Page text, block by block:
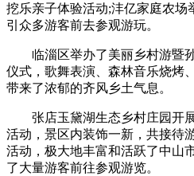
挖乐亲子体验活动;沣亿家庭农场
引众多游客前去参观游玩。
临淄区举办了美丽乡村游暨孙
仪式，歌舞表演、森林音乐烧烤
带来了浓郁的齐风乡土气息。
张店玉黛湖生态乡村庄园开展
活动，景区内装饰一新，共接待
活动，极大地丰富和活跃了中山
了大量游客前往参观游览。